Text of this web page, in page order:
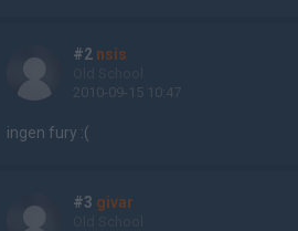
#2 nsis
2010-09-15 10:47
ingen fury :(
#3 givar